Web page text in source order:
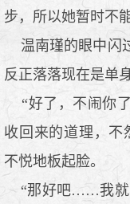
步，所以她暂时不
温南瑾的眼中闪
反正落落现在是单
“好了，不闹你
收回来的道理，
不悦地板起脸。
“那好吧……我就